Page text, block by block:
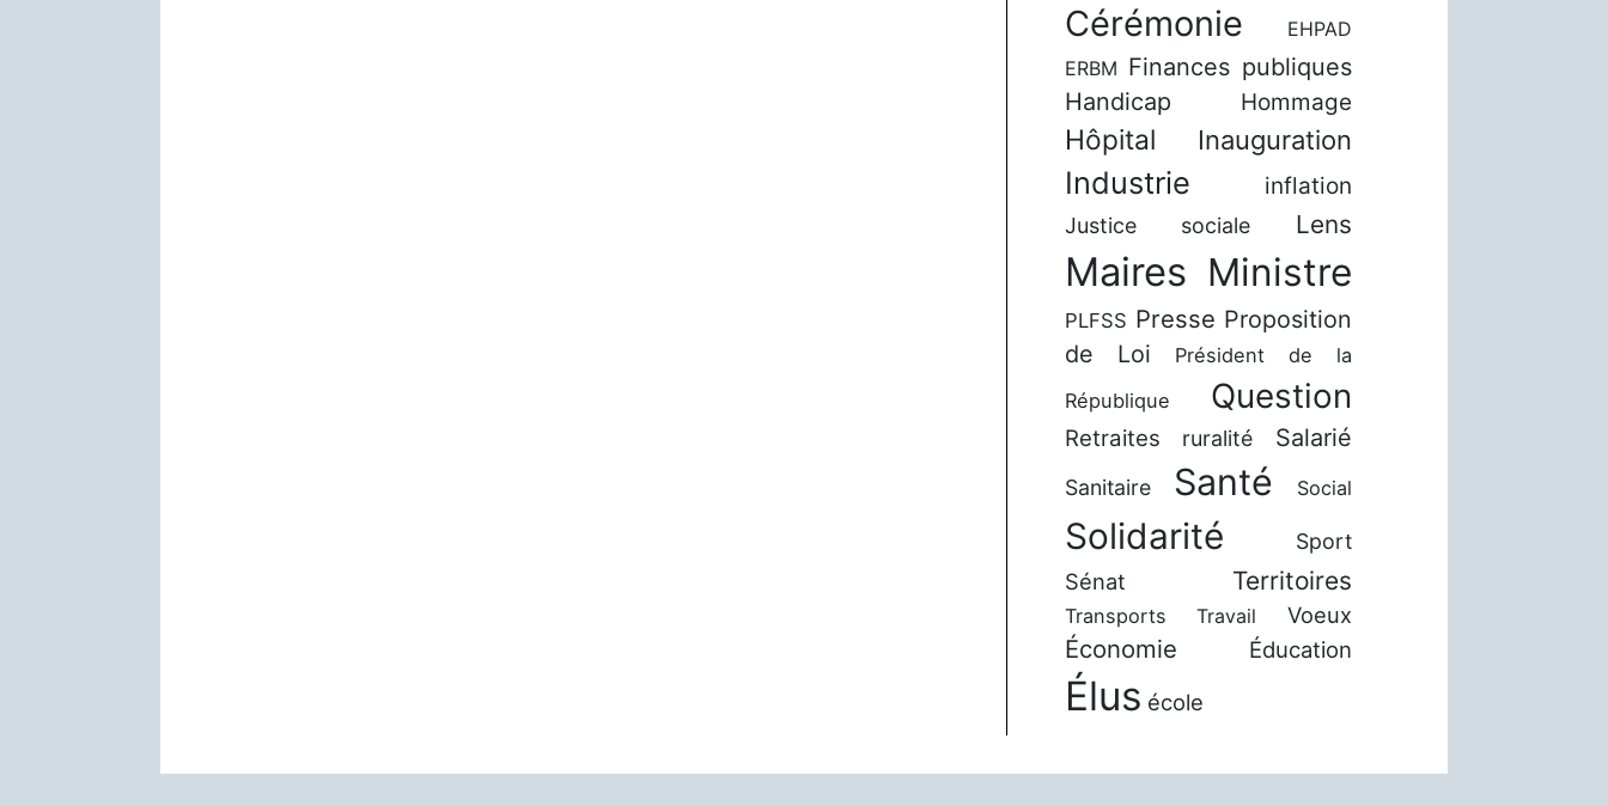
Cérémonie
EHPAD
ERBM Finances publiques
Handicap
Hommage
Hôpital Inauguration
Industrie inflation
Justice sociale Lens
Maires Ministre
PLFSS Presse Proposition
de Loi
Président de la
République
Question
Retraites ruralité Salarié
Sanitaire Santé Social
Solidarité Sport
Sénat Territoires
Transports Travail Voeux
Économie Éducation
Élus école